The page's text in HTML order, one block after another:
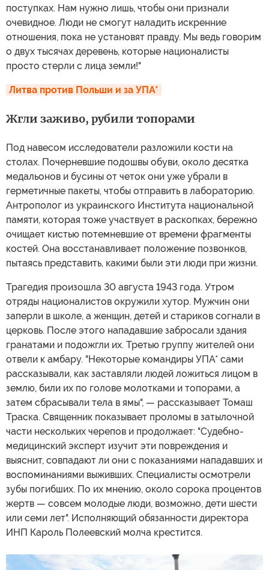
поступках. Нам нужно лишь, чтобы они признали
очевидное. Люди не смогут наладить искренние
отношения, пока не установят правду. Мы ведь говорим
о двух тысячах деревень, которые националисты
просто стерли с лица земли!"
Литва против Польши и за УПА*
Жгли заживо, рубили топорами
Под навесом исследователи разложили кости на
столах. Почерневшие подошвы обуви, около десятка
медальонов и бусины от четок они уже убрали в
герметичные пакеты, чтобы отправить в лабораторию.
Антрополог из украинского Института национальной
памяти, которая тоже участвует в раскопках, бережно
очищает кистью потемневшие от времени фрагменты
костей. Она восстанавливает положение позвонков,
пытаясь представить, какими были эти люди при жизни.
Трагедия произошла 30 августа 1943 года. Утром
отряды националистов окружили хутор. Мужчин они
заперли в школе, а женщин, детей и стариков согнали в
церковь. После этого нападавшие забросали здания
гранатами и подожгли их. Третью группу жителей они
отвели к амбару. "Некоторые командиры УПА* сами
рассказывали, как заставляли людей ложиться лицом в
землю, били их по голове молотками и топорами, а
затем сбрасывали тела в ямы", — рассказывает Томаш
Траска. Священник показывает проломы в затылочной
части нескольких черепов и продолжает: "Судебно-
медицинский эксперт изучит эти повреждения и
выяснит, совпадают ли они с показаниями нападавших и
воспоминаниями выживших. Специалисты осмотрели
зубы погибших. По их мнению, около сорока процентов
жертв — совсем молодые люди, возможно, дети шести
или семи лет". Исполняющий обязанности директора
ИНП Кароль Полеевский молча крестится.